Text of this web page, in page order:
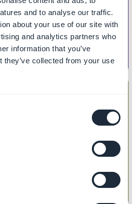
and to analyse our traffic.
about your use of our site with
and analytics partners who
information that you’ve
they’ve collected from your use
une liste de
?